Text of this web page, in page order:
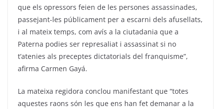
que els opressors feien de les persones assassinades,
passejant-les públicament per a escarni dels afusellats,
i al mateix temps, com avís a la ciutadania que a
Paterna podies ser represaliat i assassinat si no
t’atenies als preceptes dictatorials del franquisme”,
afirma Carmen Gayá.
La mateixa regidora conclou manifestant que “totes
aquestes raons són les que ens han fet demanar a la